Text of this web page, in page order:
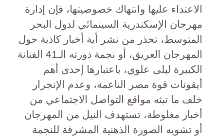
الاعتداء عليها وانتهاك خصوصيتها، فإن إدارة
مهرجان الإسكندرية السينمائي لدول البحر
المتوسط، تحذر من نشر أية أخبار كاذبة حول
المهرجان العريق، أو نجمة دورته الـ41 الفنانة
الكبيرة ليلى علوي، باعتبارها إحدى أهم
أيقونات قوة مصر الناعمة، وعدم الإنجرار
خلف ما تبثه مواقع التواصل الاجتماعي من
أخبار مغلوطة، تستهدف النيل من المهرجان
أو تشويه الصورة الذهنية المشرفة للنجمة